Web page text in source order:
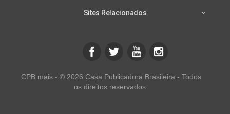
Sites Relacionados
CPB mais - © 2026 Casa Publicadora Brasileira - Todos
os direitos reservados.